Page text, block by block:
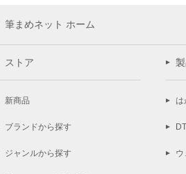
筆まめネット ホーム
ストア
新商品
ブランドから探す
ジャンルから探す ウ